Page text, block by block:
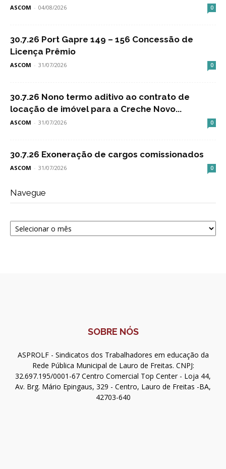
ASCOM - 04/08/2026 0
30.7.26 Port Gapre 149 – 156 Concessão de
Licença Prêmio
ASCOM - 31/07/2026 0
30.7.26 Nono termo aditivo ao contrato de
locação de imóvel para a Creche Novo...
ASCOM - 31/07/2026 0
30.7.26 Exoneração de cargos comissionados
ASCOM - 31/07/2026 0
Navegue
Navegue
SOBRE NÓS
ASPROLF - Sindicatos dos Trabalhadores em educação da
Rede Pública Municipal de Lauro de Freitas. CNPJ:
32.697.195/0001-67 Centro Comercial Top Center - Loja 44,
Av. Brg. Mário Epingaus, 329 - Centro, Lauro de Freitas -BA,
42703-640